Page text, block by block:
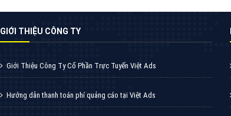
GIỚI THIỆU CÔNG TY
Giới Thiệu Công Ty Cổ Phần Trực Tuyến Việt Ads
Hướng dẫn thanh toán phí quảng cáo tại Việt Ads